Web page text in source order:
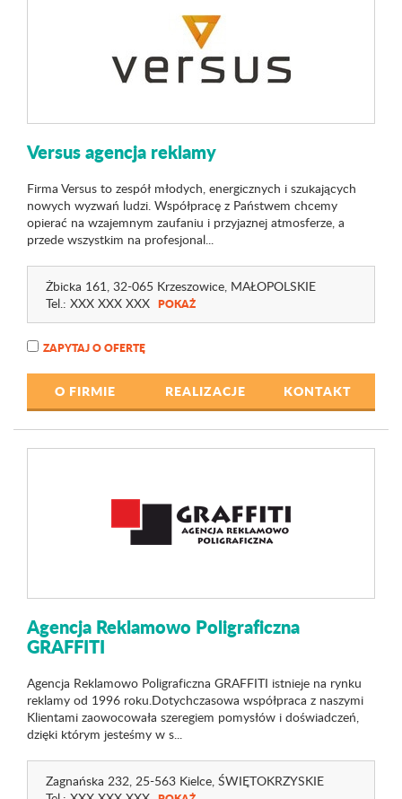
Versus agencja reklamy
Firma Versus to zespół młodych, energicznych i szukających
nowych wyzwań ludzi. Współpracę z Państwem chcemy
opierać na wzajemnym zaufaniu i przyjaznej atmosferze, a
przede wszystkim na profesjonal...
Żbicka 161, 32-065 Krzeszowice, MAŁOPOLSKIE
Tel.: XXX XXX XXX POKAŻ
ZAPYTAJ O OFERTĘ
O FIRMIE REALIZACJE KONTAKT
Agencja Reklamowo Poligraficzna
GRAFFITI
Agencja Reklamowo Poligraficzna GRAFFITI istnieje na rynku
reklamy od 1996 roku.Dotychczasowa współpraca z naszymi
Klientami zaowocowała szeregiem pomysłów i doświadczeń,
dzięki którym jesteśmy w s...
Zagnańska 232, 25-563 Kielce, ŚWIĘTOKRZYSKIE